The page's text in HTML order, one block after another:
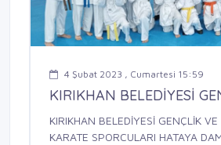
4 Şubat 2023 , Cumartesi 15:59
KIRIKHAN BELEDİYESİ
KIRIKHAN BELEDİYESİ GENÇLİK
KARATE SPORCULARI HATAYA